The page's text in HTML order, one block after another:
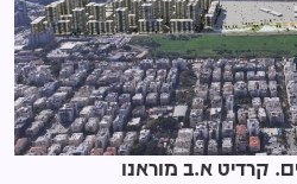
קרדיט א.ב מוראנו